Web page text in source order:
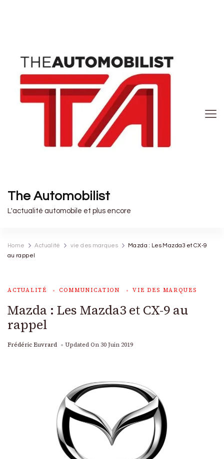
The Automobilist
L'actualité automobile et plus encore
Home Actualité vie des marques
Mazda : Les Mazda3 et CX-9
au rappel
ACTUALITÉ COMMUNICATION VIE DES MARQUES
Mazda : Les Mazda3 et CX-9 au
rappel
Frédéric Euvrard Updated On 30 Juin 2019